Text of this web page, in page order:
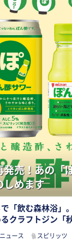
発売！あの「
しめます
で「飲む森林浴」
るクラフトジン「
ニュース スピリッツ